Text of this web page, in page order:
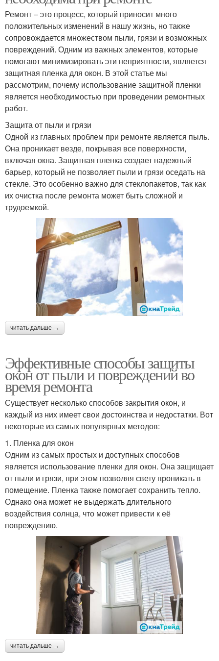
Ремонт – это процесс, который приносит много
положительных изменений в нашу жизнь, но также
сопровождается множеством пыли, грязи и возможных
повреждений. Одним из важных элементов, которые
помогают минимизировать эти неприятности, является
защитная пленка для окон. В этой статье мы
рассмотрим, почему использование защитной пленки
является необходимостью при проведении ремонтных
работ.
Защита от пыли и грязи
Одной из главных проблем при ремонте является пыль.
Она проникает везде, покрывая все поверхности,
включая окна. Защитная пленка создает надежный
барьер, который не позволяет пыли и грязи оседать на
стекле. Это особенно важно для стеклопакетов, так как
их очистка после ремонта может быть сложной и
трудоемкой.
читать дальше →
Эффективные способы защиты
окон от пыли и повреждений во
время ремонта
Существует несколько способов закрытия окон, и
каждый из них имеет свои достоинства и недостатки. Вот
некоторые из самых популярных методов:
1. Пленка для окон
Одним из самых простых и доступных способов
является использование пленки для окон. Она защищает
от пыли и грязи, при этом позволяя свету проникать в
помещение. Пленка также помогает сохранить тепло.
Однако она может не выдержать длительного
воздействия солнца, что может привести к её
повреждению.
читать дальше →